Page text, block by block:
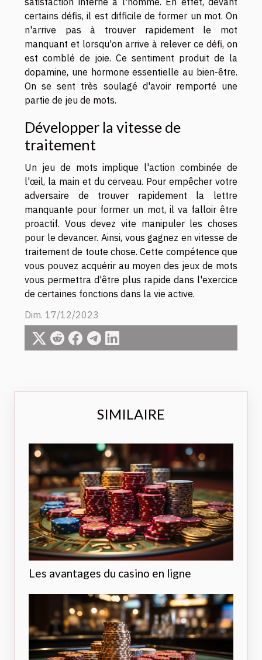
certains défis, il est difficile de former un mot. On
n'arrive pas à trouver rapidement le mot
manquant et lorsqu'on arrive à relever ce défi, on
est comblé de joie. Ce sentiment produit de la
dopamine, une hormone essentielle au bien-être.
On se sent très soulagé d'avoir remporté une
partie de jeu de mots.
Développer la vitesse de
traitement
Un jeu de mots implique l'action combinée de
l'œil, la main et du cerveau. Pour empêcher votre
adversaire de trouver rapidement la lettre
manquante pour former un mot, il va falloir être
proactif. Vous devez vite manipuler les choses
pour le devancer. Ainsi, vous gagnez en vitesse de
traitement de toute chose. Cette compétence que
vous pouvez acquérir au moyen des jeux de mots
vous permettra d'être plus rapide dans l'exercice
de certaines fonctions dans la vie active.
Dim. 17/12/2023
SIMILAIRE
Les avantages du casino en ligne